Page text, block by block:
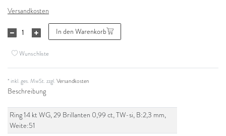
Versandkosten
In den Warenkorb
Wunschliste
* inkl. ges. MwSt. zzgl.Versandkosten
Beschreibung
Ring 14 kt WG, 29 Brillanten 0,99 ct, TW-si, B:2,3 mm,
Weite:51